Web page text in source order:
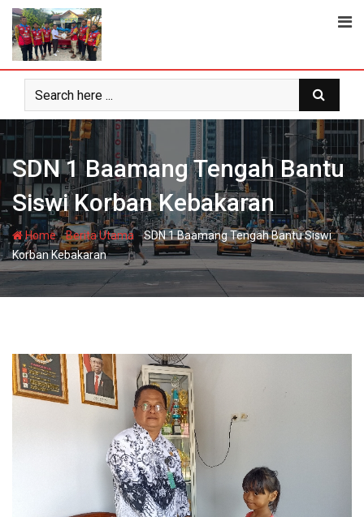
Skip
content
SDN 1 Baamang Tengah Bantu
Siswi Korban Kebakaran
Home-Berita Utama-SDN 1 Baamang Tengah Bantu Siswi
Korban Kebakaran